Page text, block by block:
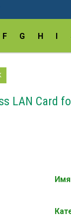
F G H
LAN Card
Имя